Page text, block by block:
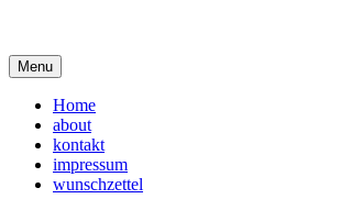
content
Menu
Home
about
kontakt
impressum
wunschzettel